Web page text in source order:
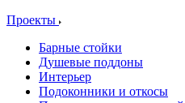
Проекты
Барные стойки
Душевые поддоны
Интерьер
Подоконники и откосы